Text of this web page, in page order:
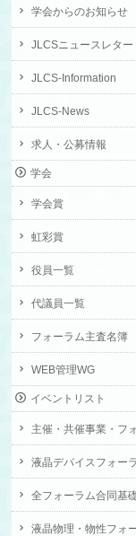
学会からのお知らせ
JLCSニュースレター
JLCS-Information
JLCS-News
求人・公募情報
学会
学会賞
虹彩賞
役員一覧
代議員一覧
フォーラム主査名簿
WEB管理WG
イベントリスト
主催・共催事業・フ
液晶デバイスフォー
全フォーラム合同基
液晶物理・物性フォ